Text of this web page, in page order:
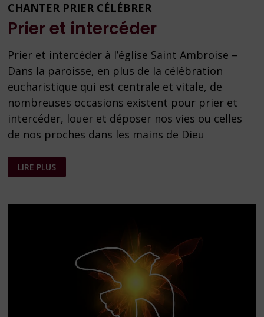
CHANTER PRIER CÉLÉBRER
Prier et intercéder
Prier et intercéder à l’église Saint Ambroise –
Dans la paroisse, en plus de la célébration
eucharistique qui est centrale et vitale, de
nombreuses occasions existent pour prier et
intercéder, louer et déposer nos vies ou celles
de nos proches dans les mains de Dieu
PRIER
ET
INTERCÉDER
LIRE PLUS